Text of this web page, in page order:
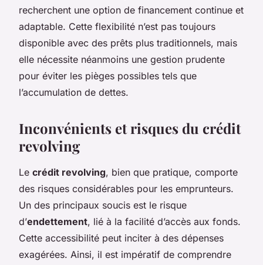
recherchent une option de financement continue et
adaptable. Cette flexibilité n’est pas toujours
disponible avec des prêts plus traditionnels, mais
elle nécessite néanmoins une gestion prudente
pour éviter les pièges possibles tels que
l’accumulation de dettes.
Inconvénients et risques du crédit
revolving
Le crédit revolving, bien que pratique, comporte
des risques considérables pour les emprunteurs.
Un des principaux soucis est le risque
d’endettement, lié à la facilité d’accès aux fonds.
Cette accessibilité peut inciter à des dépenses
exagérées. Ainsi, il est impératif de comprendre